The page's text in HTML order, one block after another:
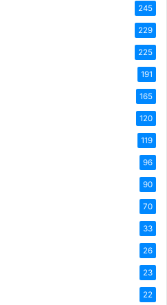
245
229
225
191
165
120
119
96
90
70
33
26
23
22